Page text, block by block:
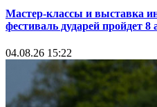
Мастер-классы и выставка
фестиваль дударей пройдет 8
04.08.26 15:22